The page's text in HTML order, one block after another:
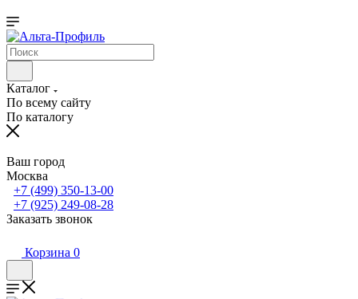
Каталог
По всему сайту
По каталогу
Ваш город
Москва
+7 (499) 350-13-00
+7 (925) 249-08-28
Заказать звонок
Корзина 0